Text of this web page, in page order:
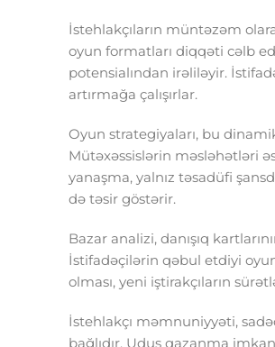
İstehlakçıların müntəzəm
oyun formatları diqqəti cəlb
potensialından irəliləyir.
artırmağa çalışırlar.
Oyun strategiyaları, bu
Mütəxəssislərin məsləhətləri
yanaşma, yalnız təsadüfi
də təsir göstərir.
Bazar analizi, danışıq
İstifadəçilərin qəbul etdiyi
olması, yeni iştirakçıların
İstehlakçı məmnuniyyəti,
bağlıdır. Uduş qazanma